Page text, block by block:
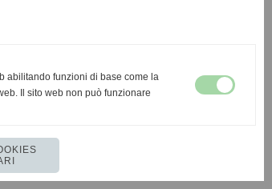
i principi
PPC, definendo le
diretta con il
legate ai CRM)
settore.
abilitando funzioni di base come la
Il sito web non può funzionare